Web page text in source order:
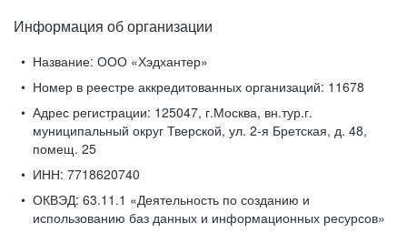
Информация об организации
Название: ООО «Хэдхантер»
Номер в реестре аккредитованных организаций: 11678
Адрес регистрации: 125047, г.Москва, вн.тур.г.
муниципальный округ Тверской, ул. 2-я Бретская, д. 48,
помещ. 25
ИНН: 7718620740
ОКВЭД: 63.11.1 «Деятельность по созданию и
использованию баз данных и информационных ресурсов»